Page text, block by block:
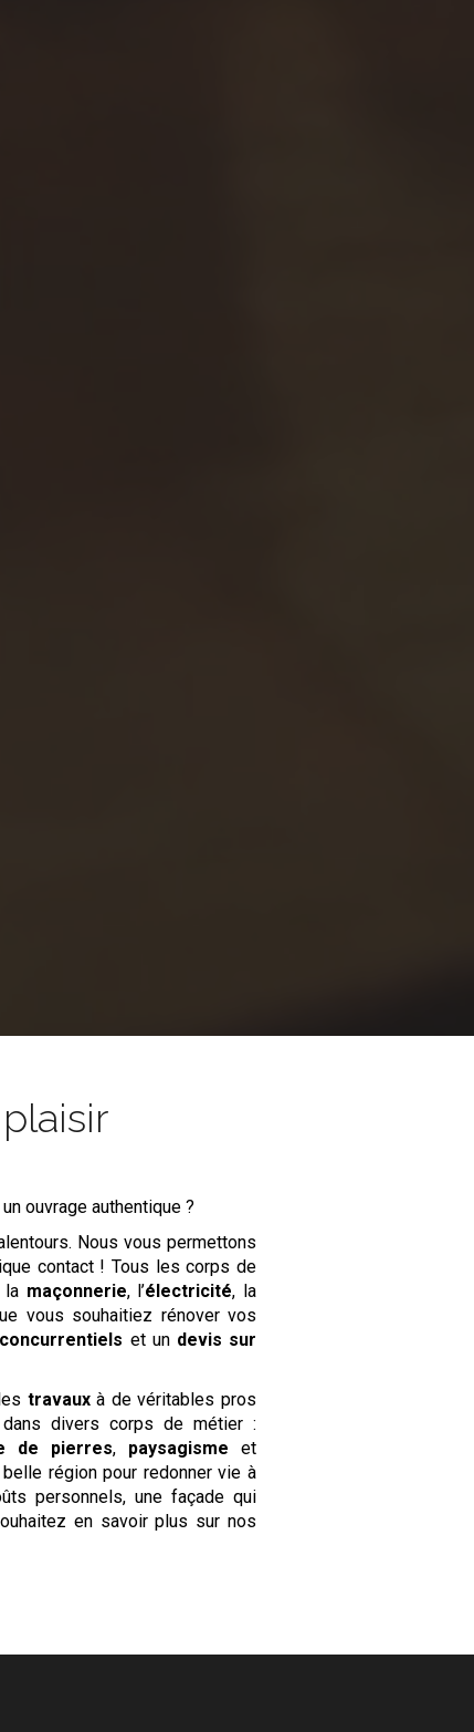
ouvrage authentique ?
Nous vous permettons
contact ! Tous les corps de
la maçonnerie, l’électricité, la
vous souhaitiez rénover vos
et un devis sur
travauxà de véritables pros
divers corps de métier :
de pierres, paysagisme et
région pour redonner vie à
personnels, une façade qui
en savoir plus sur nos